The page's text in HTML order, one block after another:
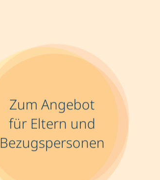
Zum Angebot
für Eltern und
Bezugspersonen